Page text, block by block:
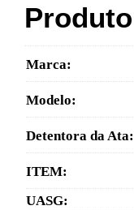
Produto
Marca:
Modelo:
Detentora da Ata:
ITEM:
UASG: